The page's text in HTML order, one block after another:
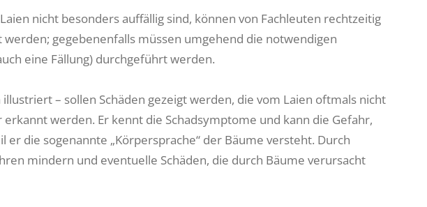
nicht besonders auffällig sind, können von Fachleuten rechtzeitig
gegebenenfalls müssen umgehend die notwendigen
eine Fällung) durchgeführt werden.
– sollen Schäden gezeigt werden, die vom Laien oftmals nicht
werden. Er kennt die Schadsymptome und kann die Gefahr,
die sogenannte „Körpersprache“ der Bäume versteht. Durch
mindern und eventuelle Schäden, die durch Bäume verursacht